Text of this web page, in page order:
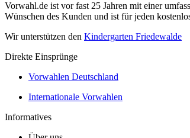
Vorwahl.de ist vor fast 25 Jahren mit einer
Wünschen des Kunden und ist für jeden
Wir unterstützen den Kindergarten Friedewalde
Direkte Einsprünge
Vorwahlen Deutschland
Internationale Vorwahlen
Informatives